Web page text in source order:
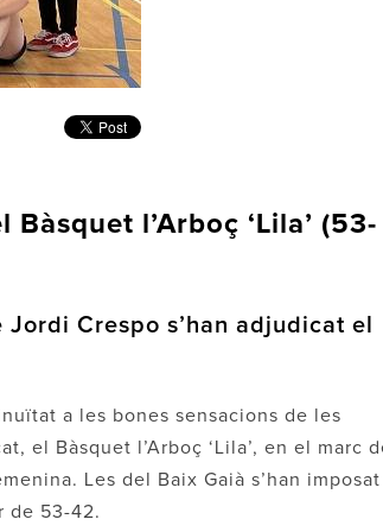
l’Arboç ‘Lila’ (53-
Crespo s’han adjudicat el
a les bones sensacions de les
el Bàsquet l’Arboç ‘Lila’, en el marc
Les del Baix Gaià s’han imposat
de 53-42.